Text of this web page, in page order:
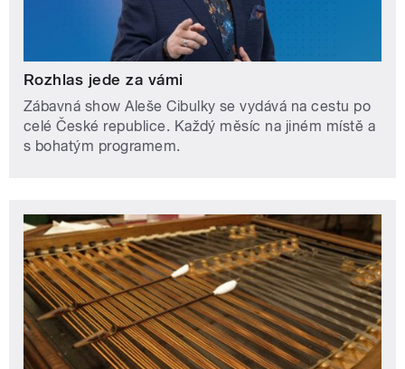
Rozhlas jede za vámi
Zábavná show Aleše Cibulky se vydává na cestu po
celé České republice. Každý měsíc na jiném místě a
s bohatým programem.